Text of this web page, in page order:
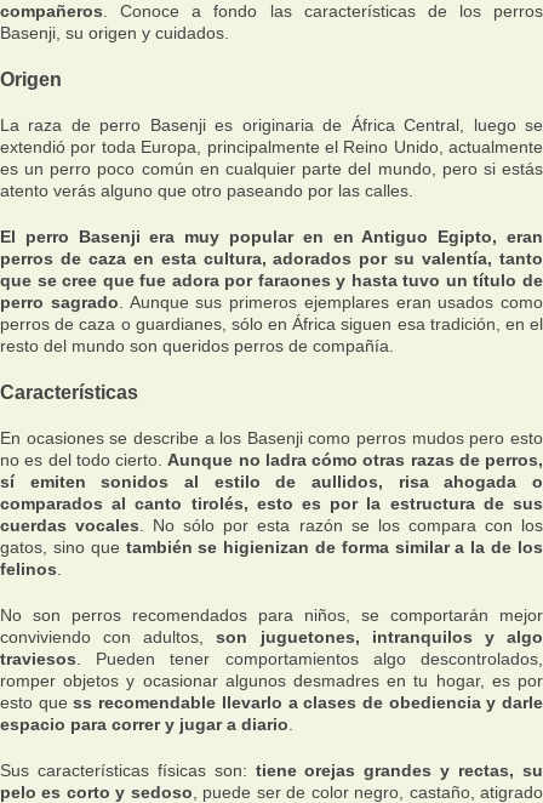
compañeros . Conoce a fondo las características de los perros
Basenji, su origen y cuidados.
Origen
La raza de perro Basenji es originaria de África Central, luego se
extendió por toda Europa, principalmente el Reino Unido, actualmente
es un perro poco común en cualquier parte del mundo, pero si estás
atento verás alguno que otro paseando por las calles.
El perro Basenji era muy popular en en Antiguo Egipto, eran
perros de caza en esta cultura, adorados por su valentía, tanto
que se cree que fue adora por faraones y hasta tuvo un título de
perro sagrado . Aunque sus primeros ejemplares eran usados como
perros de caza o guardianes, sólo en África siguen esa tradición, en el
resto del mundo son queridos perros de compañía.
Características
En ocasiones se describe a los Basenji como perros mudos pero esto
no es del todo cierto.Aunque no ladra cómo otras razas de perros,
sí emiten sonidos al estilo de aullidos, risa ahogada o
comparados al canto tirolés, esto es por la estructura de sus
cuerdas vocales . No sólo por esta razón se los compara con los
gatos, sino que también se higienizan de forma similar a la de los
felinos
No son perros recomendados para niños, se comportarán mejor
conviviendo con adultos,son juguetones, intranquilos y algo
traviesos . Pueden tener comportamientos algo descontrolados,
romper objetos y ocasionar algunos desmadres en tu hogar, es por
esto quess recomendable llevarlo a clases de obediencia y darle
espacio para correr y jugar a diario
Sus características físicas son: tiene orejas grandes y rectas, su
pelo es corto y sedoso , puede ser de color negro, castaño, atigrado